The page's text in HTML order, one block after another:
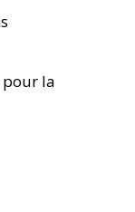
pour la